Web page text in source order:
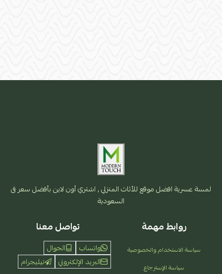
لمسة عسرية افضل موقع للأثاث المنزلي , اشتري أون لاين بأفضل سعر فى
السعودية
روابط مهمة
سياسة الاستخدام والخصوصية
سياسة الإسترجاع
تواصل معنا
واتساب
الجوال
البريد الإلكتروني
تيليجرام